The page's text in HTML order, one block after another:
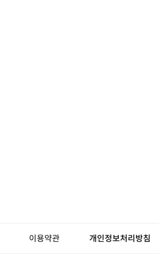
이용약관 개인정보처리방침